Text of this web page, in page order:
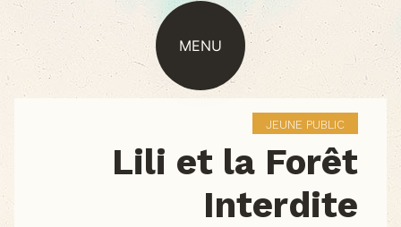
MENU
JEUNE PUBLIC
Lili et la Forêt
Interdite